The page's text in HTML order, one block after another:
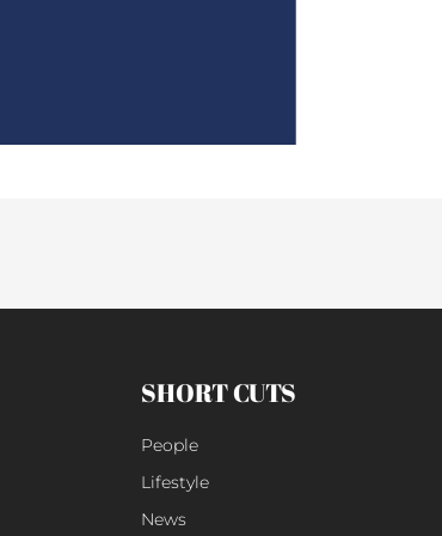
SHORT CUTS
People
Lifestyle
News